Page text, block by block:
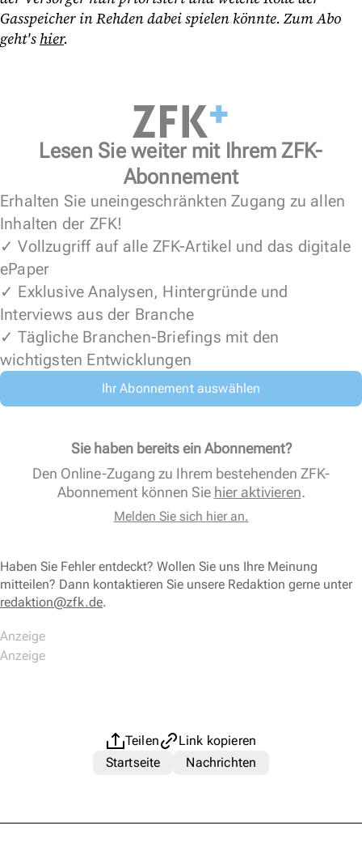
Gasspeicher in Rehden dabei spielen könnte. Zum Abo
geht's hier.
Lesen Sie weiter mit Ihrem ZFK-
Abonnement
Erhalten Sie uneingeschränkten Zugang zu allen
Inhalten der ZFK!
✓ Vollzugriff auf alle ZFK-Artikel und das digitale
ePaper
✓ Exklusive Analysen, Hintergründe und
Interviews aus der Branche
✓ Tägliche Branchen-Briefings mit den
wichtigsten Entwicklungen
Ihr Abonnement auswählen
Sie haben bereits ein Abonnement?
Den Online-Zugang zu Ihrem bestehenden ZFK-
Abonnement können Sie hier aktivieren.
Melden Sie sich hier an.
Haben Sie Fehler entdeckt? Wollen Sie uns Ihre Meinung
mitteilen? Dann kontaktieren Sie unsere Redaktion gerne unter
redaktion@zfk.de.
Teilen
Link kopieren
Startseite
Nachrichten